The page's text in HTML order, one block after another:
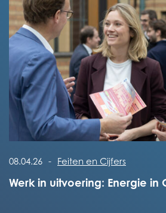
Lees het volledige bericht
Werk in uitvoering: Energie in
08.04.26 - Feiten en Cijfers